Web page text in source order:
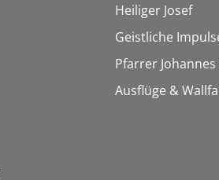
Heiliger Josef
Geistliche
Pfarrer Johannes
Ausflüge &